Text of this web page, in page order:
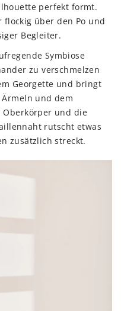
perfekt formt.
flockig über den Po und
Begleiter.
Symbiose
zu verschmelzen
Georgette und bringt
und dem
und die
rutscht etwas
zusätzlich streckt.